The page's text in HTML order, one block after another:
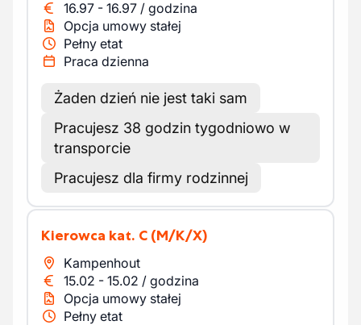
16.97 - 16.97 / godzina
Opcja umowy stałej
Pełny etat
Praca dzienna
Żaden dzień nie jest taki sam
Pracujesz 38 godzin tygodniowo w
transporcie
Pracujesz dla firmy rodzinnej
Kierowca kat. C (M/K/X)
Kampenhout
15.02 - 15.02 / godzina
Opcja umowy stałej
Pełny etat